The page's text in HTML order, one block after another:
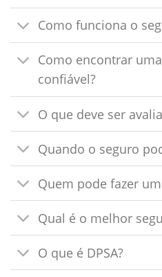
Como funciona o
Como encontrar
confiável?
O que deve ser
Quando o seguro
Quem pode fazer
Qual é o melhor
O que é DPSA?